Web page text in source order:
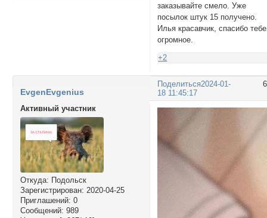
заказывайте смело. Уже
посылок штук 15 получено.
Илья красавчик, спасибо тебе
огромное.
+2
Поделиться2024-01-
18 11:45:17
EvgenEvgenius
Активный участник
Откуда: Подольск
Зарегистрирован: 2020-04-25
Приглашений: 0
Сообщений: 989